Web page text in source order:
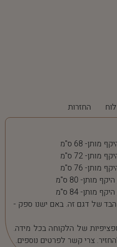
החזרות
הבד של דגם זה. באם ישנו ספק -
של הלקוחה בכל מידה.
צרי קשר לפרטים נוספים.